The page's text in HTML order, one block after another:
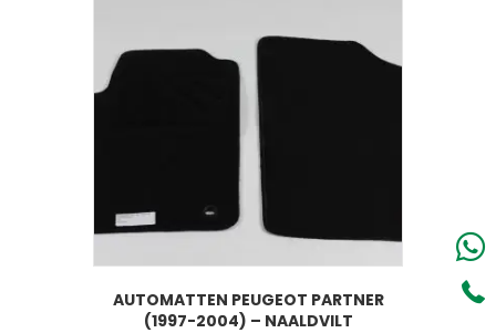
AUTOMATTEN PEUGEOT PARTNER
(1997-2004) – NAALDVILT